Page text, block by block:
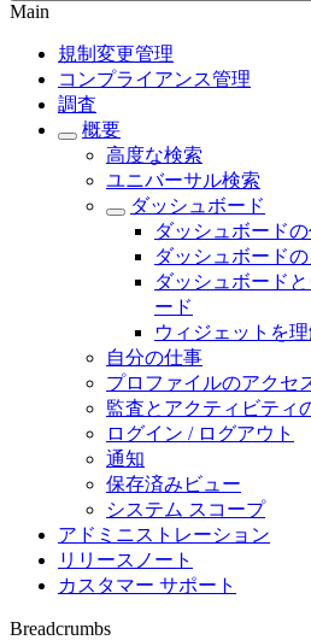
Main
規制変更管理
コンプライアンス管理
調査
概要
高度な検索
ユニバーサル検索
ダッシュボード
ダッシュボード
ダッシュボード
ダッシュボード
ード
ウィジェットを
自分の仕事
プロファイルのアクセ
監査とアクティビティ
ログイン / ログアウト
通知
保存済みビュー
システム スコープ
アドミニストレーション
リリースノート
カスタマー サポート
Breadcrumbs